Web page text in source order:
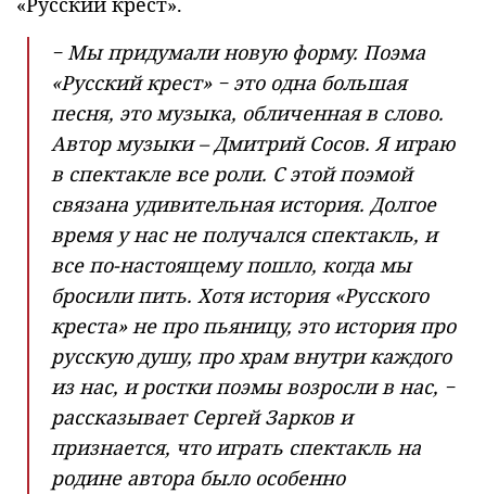
− Мы придумали новую форму. Поэма
«Русский крест» − это одна большая
песня, это музыка, обличенная в слово.
Автор музыки – Дмитрий Сосов. Я играю
в спектакле все роли. С этой поэмой
связана удивительная история. Долгое
время у нас не получался спектакль, и
все по-настоящему пошло, когда мы
бросили пить. Хотя история «Русского
креста» не про пьяницу, это история про
русскую душу, про храм внутри каждого
из нас, и ростки поэмы возросли в нас, −
рассказывает Сергей Зарков и
признается, что играть спектакль на
родине автора было особенно